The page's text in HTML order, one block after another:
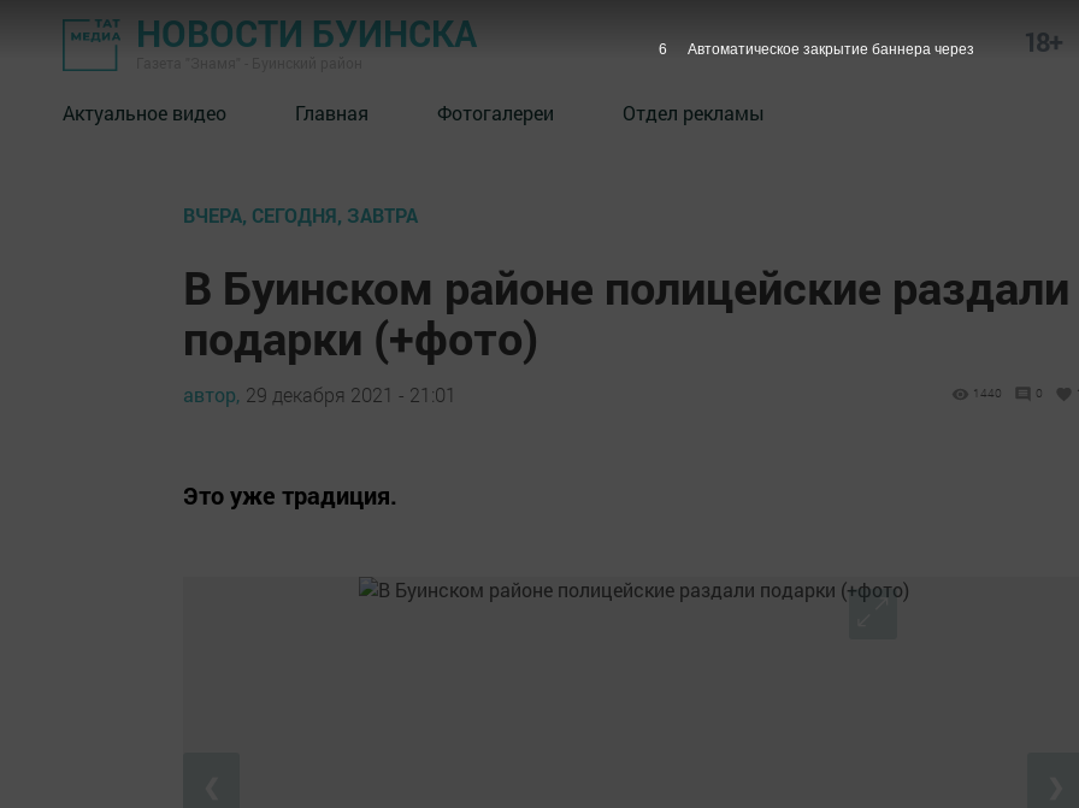
НОВОСТИ БУИНСКА 18+
Актуальное видео Главная Фотогалереи Отдел рекламы
ВЧЕРА, СЕГОДНЯ, ЗАВТРА
В Буинском районе полицейские раздали
подарки (+фото)
автор, 29 декабря 2021 - 21:01 1440 0
Это уже традиция.
5 Автоматическое закрытие баннера через